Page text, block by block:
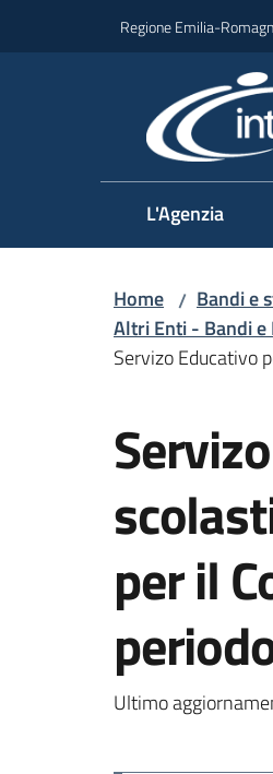
Regione Emilia-
L'Agenzia
Home / Bandi e
Altri Enti - Bandi e
Servizo Educativo
per il
Ultimo